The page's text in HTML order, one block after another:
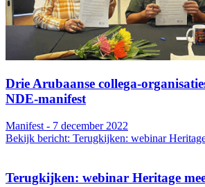
Drie Arubaanse collega-
NDE-manifest
Manifest - 7 december 2022
Bekijk bericht: Terugkijken: webinar
Terugkijken: webinar Heritage